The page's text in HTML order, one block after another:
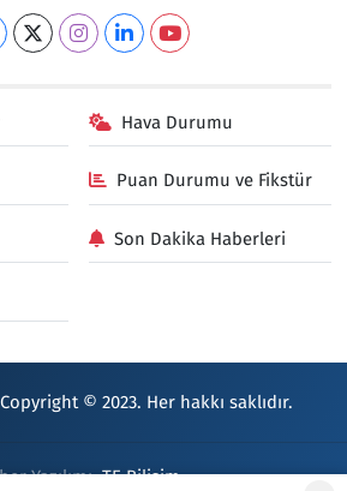
Hava Durumu
Puan Durumu ve Fikstür
Son Dakika Haberleri
Copyright © 2023. Her hakkı saklıdır.
Yazılımı:TE Bilişim